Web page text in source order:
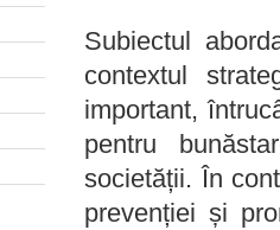
Subiectul
contextul
important,
pentru
societății. În
prevenției și